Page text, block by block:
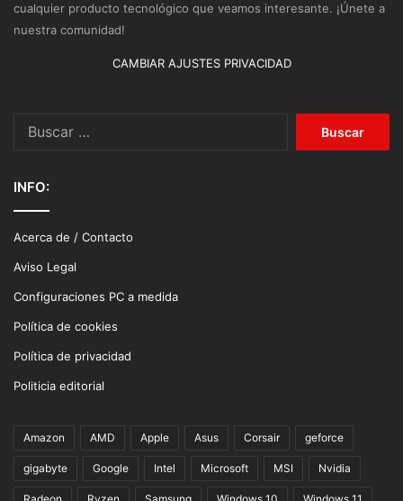
cualquier producto tecnológico que veamos interesante. ¡Únete a
nuestra comunidad!
CAMBIAR AJUSTES PRIVACIDAD
INFO:
Acerca de / Contacto
Aviso Legal
Configuraciones PC a medida
Política de cookies
Política de privacidad
Politicia editorial
Amazon AMD Apple Asus Corsair geforce
gigabyte Google Intel Microsoft MSI Nvidia